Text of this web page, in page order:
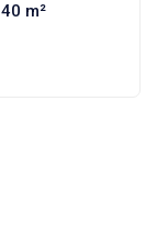
40 m²